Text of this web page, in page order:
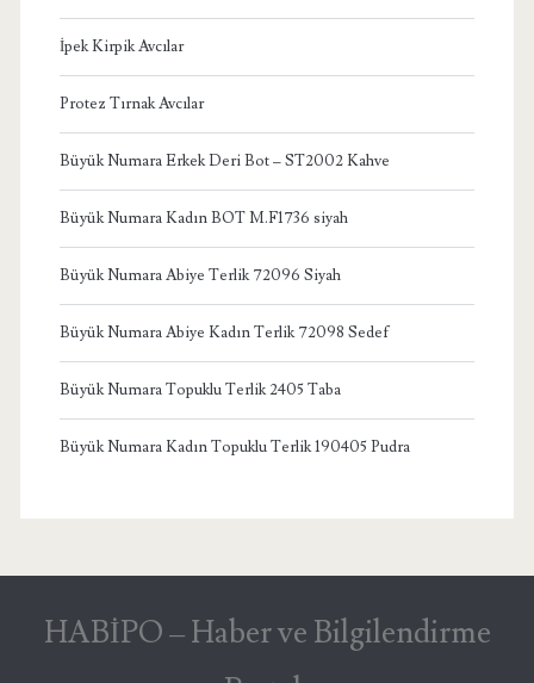
İpek Kirpik Avcılar
Protez Tırnak Avcılar
Büyük Numara Erkek Deri Bot – ST2002 Kahve
Büyük Numara Kadın BOT M.F1736 siyah
Büyük Numara Abiye Terlik 72096 Siyah
Büyük Numara Abiye Kadın Terlik 72098 Sedef
Büyük Numara Topuklu Terlik 2405 Taba
Büyük Numara Kadın Topuklu Terlik 190405 Pudra
HABİPO – Haber ve Bilgilendirme